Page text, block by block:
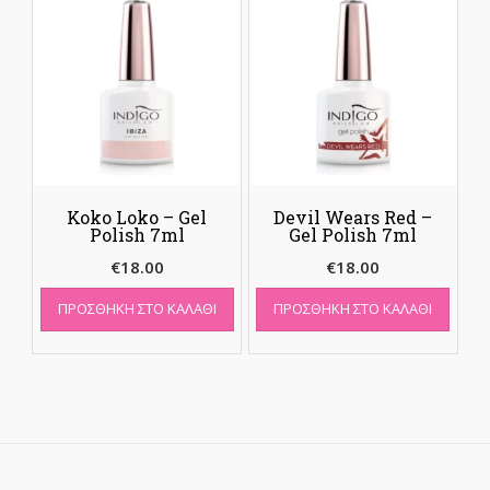
Koko Loko – Gel
Polish 7ml
€18.00
ΠΡΟΣΘΉΚΗ ΣΤΟ ΚΑΛΆΘΙ
Devil Wears Red –
Gel Polish 7ml
€18.00
ΠΡΟΣΘΉΚΗ ΣΤΟ ΚΑΛΆΘΙ